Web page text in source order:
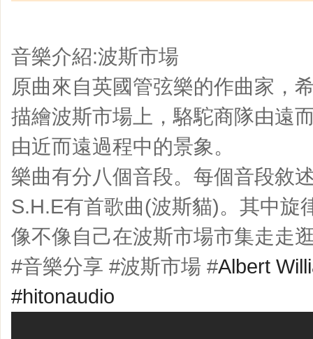
音樂介紹:波斯市場
原曲來自英國管弦樂的作曲家，
描繪波斯市場上，駱駝商隊由遠
由近而遠過程中的景象。
樂曲有分八個音段。每個音段敘
S.H.E有首歌曲(波斯貓)。其中旋
像不像自己在波斯市場市集走走
#音樂分享 #波斯市場 #Albert
#hitonaudio